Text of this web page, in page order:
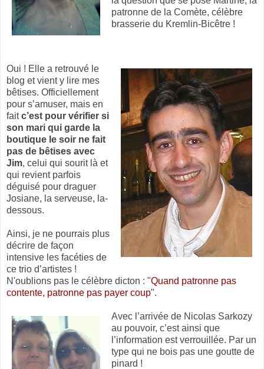
patronne de la Comète, célèbre
brasserie du Kremlin-Bicêtre !
Oui ! Elle a retrouvé le
blog et vient y lire mes
bêtises. Officiellement
pour s’amuser, mais en
faitc’est pour vérifier si
son mari qui garde la
boutique le soir ne fait
pas de bêtises avec
Jim, celui qui sourit là et
qui revient parfois
déguisé pour draguer
Josiane, la serveuse, la-
dessous.
Ainsi, je ne pourrais plus
décrire de façon
intensive les facéties de
ce trio d’artistes !
N'oublions pas le célèbre dicton : "Quand patronne pas
contente, patronne pas payer coup".
Avec l’arrivée de Nicolas Sarkozy
au pouvoir, c’est ainsi que
l’information est verrouillée. Par un
type qui ne bois pas une goutte de
pinard !